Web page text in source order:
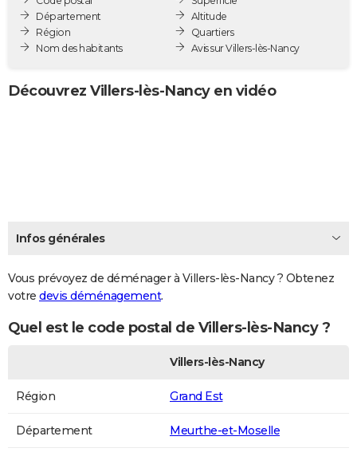
Destinations
City break
Voyage nature
Voyage de noces
Forum
Climat
PHOTO
GUIDES D'ACHAT
BONS PLANS
S'inscrire
Se connecter
Lycées
Collèges
Primaires
Universités
Entreprises
Service militaire
Avis de recherche
AVIS DE DÉCÈS
FORUM
Département
Région
Nom des habitants
Altitude
Quartiers
Avis sur Villers-lès-Nancy
Découvrez Villers-lès-Nancy en vidéo
Infos générales
Vous prévoyez de déménager à Villers-lès-Nancy ? Obtenez
votre devis déménagement.
Quel est le code postal de Villers-lès-Nancy ?
Villers-lès-Nancy
Région Grand Est
Département Meurthe-et-Moselle